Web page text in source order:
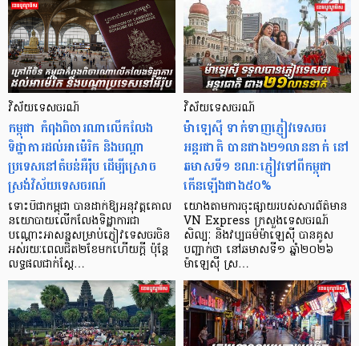
វិស័យទេសចរណ៍
កម្ពុជា កំពុងពិចារណាលើកលែង
ទិដ្ឋាការដល់អាម៉េរិក និងបណ្តា
ប្រទេសនៅតំបន់អឺរ៉ុប ដើម្បីស្រោច
ស្រង់វិស័យទេសចរណ៍
ទោះបីជាកម្ពុជា បានដាក់ឱ្យអនុវត្តគោល
នយោបាយលើកលែងទិដ្ឋាការជា
បណ្ដោះអាសន្នសម្រាប់ភ្ញៀវទេសចរចិន
អស់រយៈពេលជិត២ខែមកហើយក្ដី ប៉ុន្តែ
លទ្ធផលជាក់ស្ដែ…
វិស័យទេសចរណ៍
ម៉ាឡេស៊ី ទាក់ទាញភ្ញៀវទេសចរ
អន្តរជាតិ បានជាង២១លាននាក់ នៅ
ឆមាសទី១ ខណៈភ្ញៀវទៅពីកម្ពុជា
កើនឡើងជាង៥០%
យោងតាមការចុះផ្សាយរបស់សារព័ត៌មាន
VN Express ក្រសួងទេសចរណ៍
សិល្បៈ និងវប្បធម៌ម៉ាឡេស៊ី បានគូស
បញ្ជាក់ថា នៅឆមាសទី១ ឆ្នាំ២០២៦
ម៉ាឡេស៊ី ស្រ…